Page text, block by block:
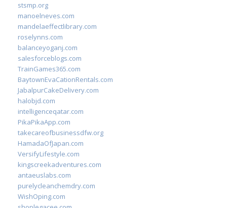
stsmp.org
manoelneves.com
mandelaeffectlibrary.com
roselynns.com
balanceyoganj.com
salesforceblogs.com
TrainGames365.com
BaytownEvaCationRentals.com
JabalpurCakeDelivery.com
halobjd.com
intelligenceqatar.com
PikaPikaApp.com
takecareofbusinessdfw.org
HamadaOfJapan.com
VersifyLifestyle.com
kingscreekadventures.com
antaeuslabs.com
purelycleanchemdry.com
WishOping.com